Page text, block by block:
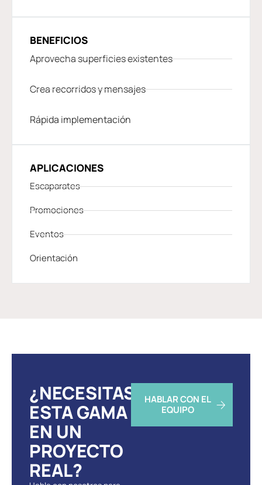
BENEFICIOS
Aprovecha superficies existentes
Crea recorridos y mensajes
Rápida implementación
APLICACIONES
Escaparates
Promociones
Eventos
Orientación
¿NECESITAS
ESTA GAMA
EN UN
PROYECTO
REAL?
HABLAR CON EL
EQUIPO